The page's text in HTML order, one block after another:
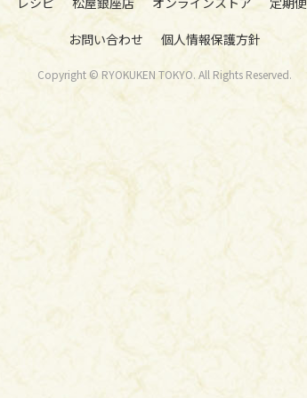
お問い合わせ 個人情報保護方針
Copyright © RYOKUKEN TOKYO. All Rights Reserved.